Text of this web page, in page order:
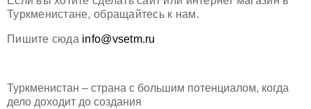
Туркменистане, обращайтесь к нам.
Пишите сюда info@vsetm.ru
Туркменистан – страна с большим потенциалом, когда
дело доходит до создания